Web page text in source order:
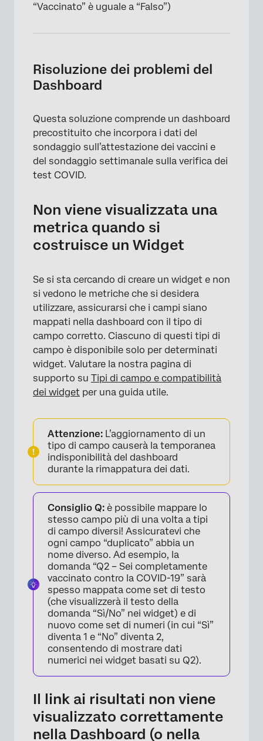
“Vaccinato” è uguale a “Falso”)
Risoluzione dei problemi del
Dashboard
Questa soluzione comprende un dashboard
precostituito che incorpora i dati del
sondaggio sull’attestazione dei vaccini e
del sondaggio settimanale sulla verifica dei
test COVID.
Non viene visualizzata una
metrica quando si
costruisce un Widget
Se si sta cercando di creare un widget e non
si vedono le metriche che si desidera
utilizzare, assicurarsi che i campi siano
mappati nella dashboard con il tipo di
campo corretto. Ciascuno di questi tipi di
campo è disponibile solo per determinati
widget. Valutare la nostra pagina di
supporto su Tipi di campo e compatibilità
dei widget per una guida utile.
Attenzione: L’aggiornamento di un
tipo di campo causerà la temporanea
indisponibilità del dashboard
durante la rimappatura dei dati.
Consiglio Q: è possibile mappare lo
stesso campo più di una volta a tipi
di campo diversi! Assicuratevi che
ogni campo “duplicato” abbia un
nome diverso. Ad esempio, la
domanda “Q2 – Sei completamente
vaccinato contro la COVID-19” sarà
spesso mappata come set di testo
(che visualizzerà il testo della
domanda “Sì/No” nei widget) e di
nuovo come set di numeri (in cui “Sì”
diventa 1 e “No” diventa 2,
consentendo di mostrare dati
numerici nei widget basati su Q2).
Il link ai risultati non viene
visualizzato correttamente
nella Dashboard (o nella